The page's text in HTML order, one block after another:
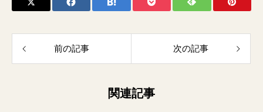
前の記事 次の記事
関連記事